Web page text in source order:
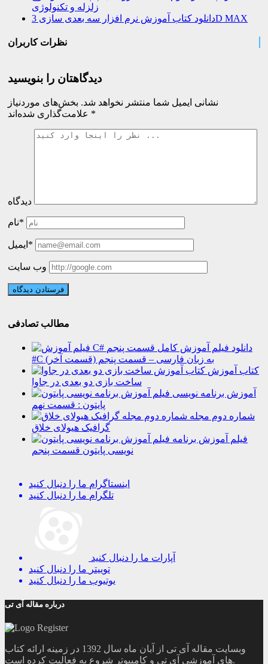
زلزله و تکنولوژی
دانلود کتاب آموزش نرم افزار سه بعدی سازی 3D MAX
نظرات کاربران
دیدگاهتان را بنویسید
نشانی ایمیل شما منتشر نخواهد شد. بخش‌های موردنیاز
*
دیدگاه
نام*
ایمیل*
وب سایت
مطالب تصادفی
دانلود فیلم آموزش کامل
#C به زبان فارسی – قسمت پنجم (قسمت آخر)
کتاب آموزش
ساخت بازی دو بعدی در جاوا
آموزش برنامه نویسی
پایتون : قسمت نهم
شماره دوم مجله
گرافیک هیولای خلاق
فیلم آموزش برنامه
نویسی پایتون قسمت پنجم
اینستاگرام ما را دنبال کنید
تلگرام ما را دنبال کنید
آپارات ما را دنبال کنید
توییتر ما را دنبال کنید
یوتیوب ما را دنبال کنید
درباره مقاله آی تی
وبسایت مقاله آی تی از آبان ماه سال 1392 در زمینه ارائه کتاب
های آموزشی آی تی و کامپیوتر شروع به فعالیت کرده است.